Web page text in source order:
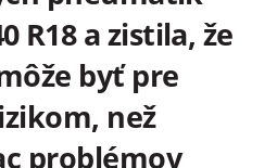
R18 a zistila, že
byť pre
než
problémov